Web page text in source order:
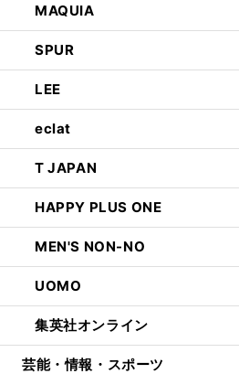
MAQUIA
SPUR
LEE
eclat
T JAPAN
HAPPY PLUS ONE
MEN'S NON-NO
UOMO
集英社オンライン
芸能・情報・スポーツ